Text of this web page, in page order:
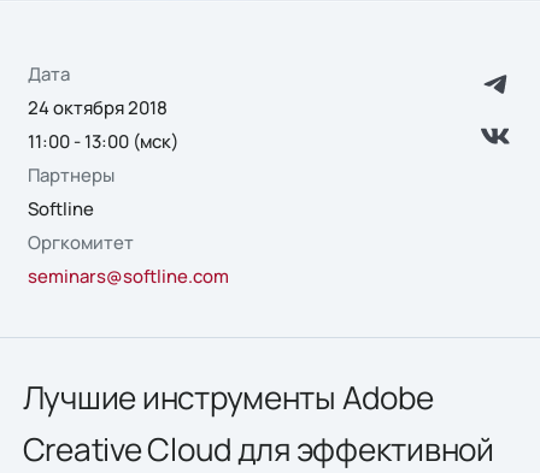
Дата
24 октября 2018
11:00 - 13:00 (мск)
Партнеры
Softline
Оргкомитет
seminars@softline.com
Лучшие инструменты Adobe
Creative Cloud для эффективной